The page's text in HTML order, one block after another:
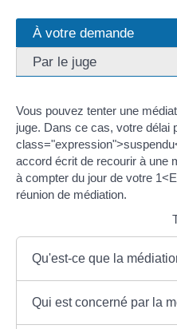
À votre demande
Par le juge
Vous pouvez tenter une
juge. Dans ce cas, votre délai
accord écrit de recourir à une
à compter du jour de votre
réunion de médiation.
Qu'est-ce que la
Qui est concerné par la